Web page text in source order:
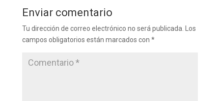
Enviar comentario
Tu dirección de correo electrónico no será publicada.
Los
campos obligatorios están marcados con *